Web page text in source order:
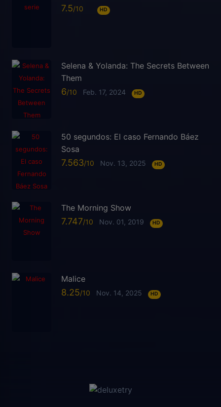
7.5 HD
Selena & Yolanda: The Secrets Between
Them
6 Feb. 17, 2024 HD
50 segundos: El caso Fernando Báez
Sosa
7.563 Nov. 13, 2025 HD
The Morning Show
7.747 Nov. 01, 2019 HD
Malice
8.25 Nov. 14, 2025 HD